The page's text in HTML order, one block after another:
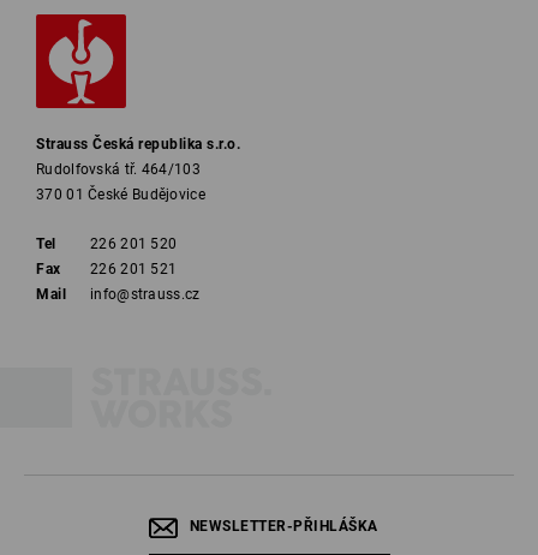
Strauss Česká republika s.r.o.
Rudolfovská tř. 464/103
370 01 České Budějovice
Tel
226 201 520
Fax
226 201 521
Mail
info@strauss.cz
NEWSLETTER-PŘIHLÁŠKA